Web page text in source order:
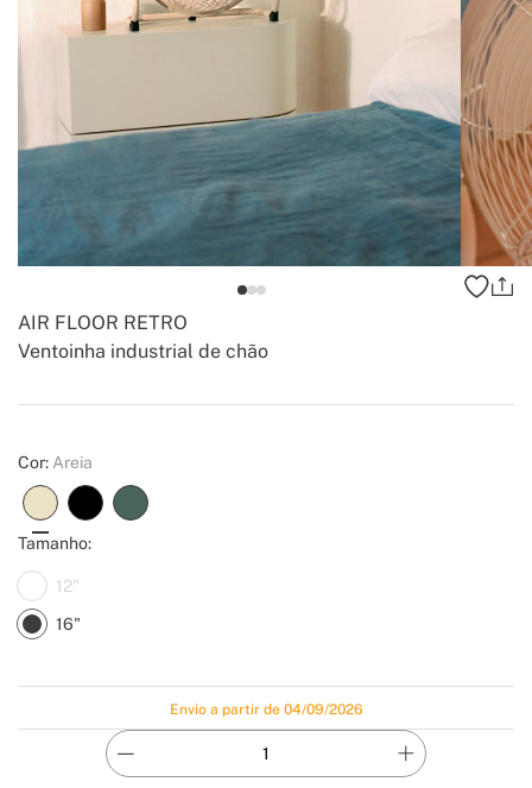
Ventoinha industrial de chão
AIR FLOOR RETRO
Create
Cor: Areia
Tamanho:
12"
16"
Envio a partir de 04/09/2026